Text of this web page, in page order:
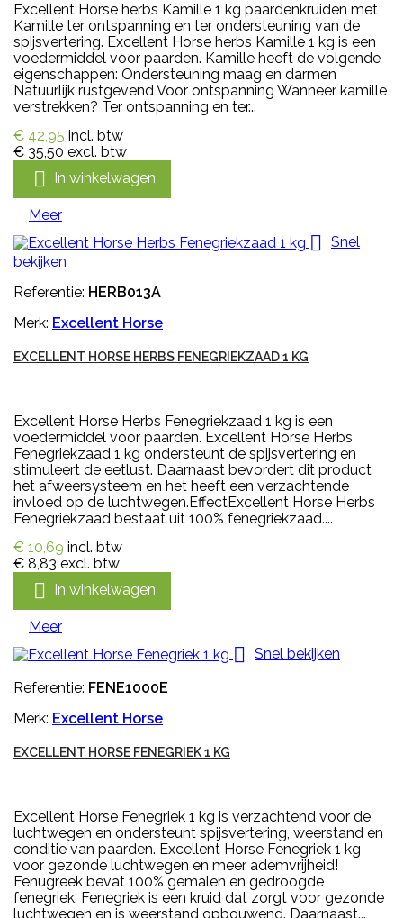
Excellent Horse herbs Kamille 1 kg paardenkruiden met
Kamille ter ontspanning en ter ondersteuning van de
spijsvertering. Excellent Horse herbs Kamille 1 kg is een
voedermiddel voor paarden. Kamille heeft de volgende
eigenschappen: Ondersteuning maag en darmen
Natuurlijk rustgevend Voor ontspanning Wanneer kamille
verstrekken? Ter ontspanning en ter...
€ 42,95 incl. btw
€ 35,50 excl. btw
 In winkelwagen
Meer
 Snel
bekijken
Referentie: HERB013A
Merk: Excellent Horse
EXCELLENT HORSE HERBS FENEGRIEKZAAD 1 KG
Excellent Horse Herbs Fenegriekzaad 1 kg is een
voedermiddel voor paarden. Excellent Horse Herbs
Fenegriekzaad 1 kg ondersteunt de spijsvertering en
stimuleert de eetlust. Daarnaast bevordert dit product
het afweersysteem en het heeft een verzachtende
invloed op de luchtwegen.EffectExcellent Horse Herbs
Fenegriekzaad bestaat uit 100% fenegriekzaad....
€ 10,69 incl. btw
€ 8,83 excl. btw
 In winkelwagen
Meer
 Snel bekijken
Referentie: FENE1000E
Merk: Excellent Horse
EXCELLENT HORSE FENEGRIEK 1 KG
Excellent Horse Fenegriek 1 kg is verzachtend voor de
luchtwegen en ondersteunt spijsvertering, weerstand en
conditie van paarden. Excellent Horse Fenegriek 1 kg
voor gezonde luchtwegen en meer ademvrijheid!
Fenugreek bevat 100% gemalen en gedroogde
fenegriek. Fenegriek is een kruid dat zorgt voor gezonde
luchtwegen en is weerstand opbouwend. Daarnaast...